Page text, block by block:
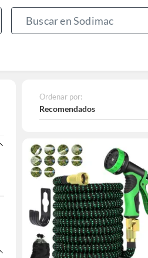
Ordenar por:
Recomendados